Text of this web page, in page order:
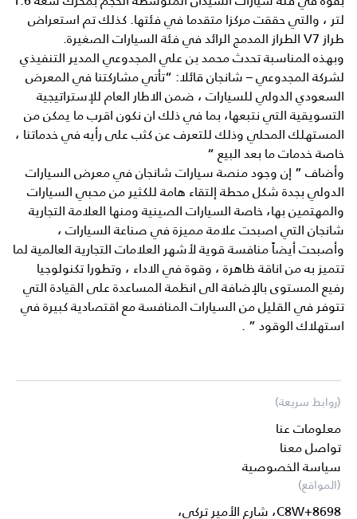
لتر ، والتي حققت مركزا متقدما في فئتها. كذلك تم استعراض
طراز V7 الطراز المدمج الرائد في فئة السيارات الصغيرة.
وبهذه المناسبة تحدث محمد بن علي المجدوعي المدير التنفيذي
لشركة المجدوعي – شانجان قائلا: “تأتي مشاركتنا في المعرض
السعودي الدولي للسيارات ، ضمن الاطار العام للإستراتيجية
التسويقية التي نتبعها، بما في ذلك ان نكون اقرب ما يمكن من
المستهلك المحلي وذلك للتعرف عن كثب على رأيه في خدماتنا ،
خاصة خدمات ما بعد البيع “
وأضاف ” إن وجود منصة سيارات شانجان في معرض السيارات
الدولي بجدة شكل محطة إلتقاء هامة للكثير من محبي السيارات
والمهتمين بها، خاصة السيارات الصينية ومنها العلامة التجارية
شانجان التي اصبحت علامة مميزة في صناعة السيارات ،
وأصبحت أيضاً منافسة قوية لأشهر العلامات التجارية العالمية لما
تتميز به من اناقة ظاهرة ، وقوة في الاداء ، وتطورا تكنولوجيا
رفيع المستوى بالإضافة الى انظمة المساعدة على القيادة التي
تتوفر في القليل من السيارات المنافسة مع اقتصادية كبيرة في
استهلاك الوقود ” .
(روابط سريعة)
معلومات عنا
تواصل معنا
سياسة الخصوصية
(المواقع)
8698+C8W، شارع الأمير تركي،